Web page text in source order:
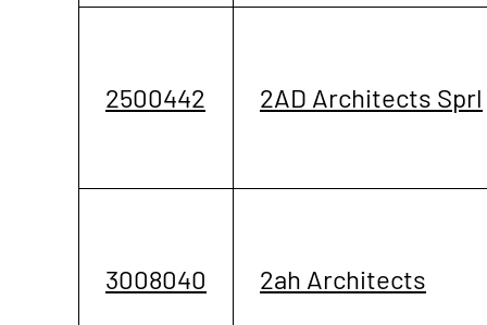
2500442 2AD Architects Sprl
3008040 2ah Architects